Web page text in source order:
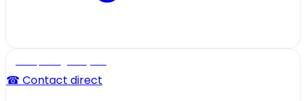
☎ Contact direct